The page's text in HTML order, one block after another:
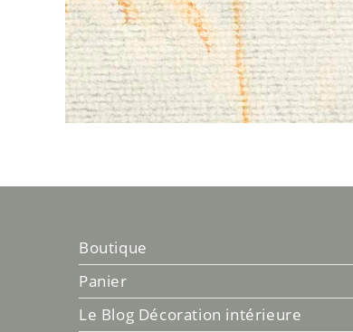
Boutique
Panier
Le Blog Décoration intérieure